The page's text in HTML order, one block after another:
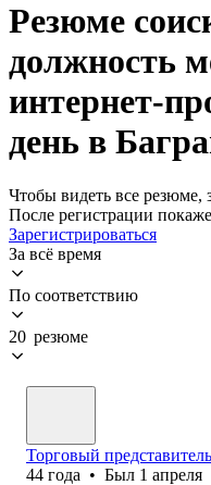
Резюме
должность
интернет-
день в
Чтобы видеть все резюме,
После регистрации
Зарегистрироваться
За всё время
По соответствию
20 резюме
Торговый представитель
44 года • Был 1 апреля